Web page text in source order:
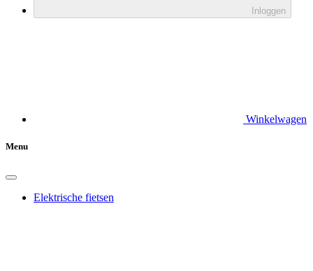
Inloggen
Winkelwagen
Menu
Elektrische fietsen